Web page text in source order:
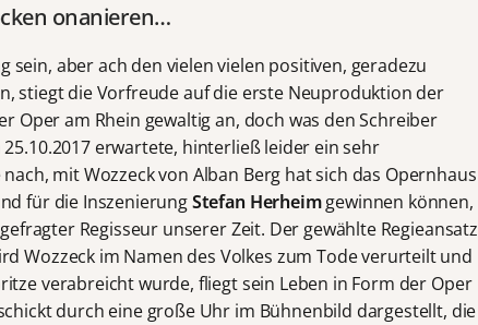
onanieren…
aber ach den vielen vielen positiven, geradezu
stiegt die Vorfreude auf die erste Neuproduktion der
Oper am Rhein gewaltig an, doch was den Schreiber
erwartete, hinterließ leider ein sehr
mit Wozzeck von Alban Berg hat sich das Opernhaus
für die InszenierungStefan Herheimgewinnen können,
Regisseur unserer Zeit. Der gewählte Regieansatz
Wozzeck im Namen des Volkes zum Tode verurteilt und
verabreicht wurde, fliegt sein Leben in Form der Oper
durch eine große Uhr im Bühnenbild dargestellt, die